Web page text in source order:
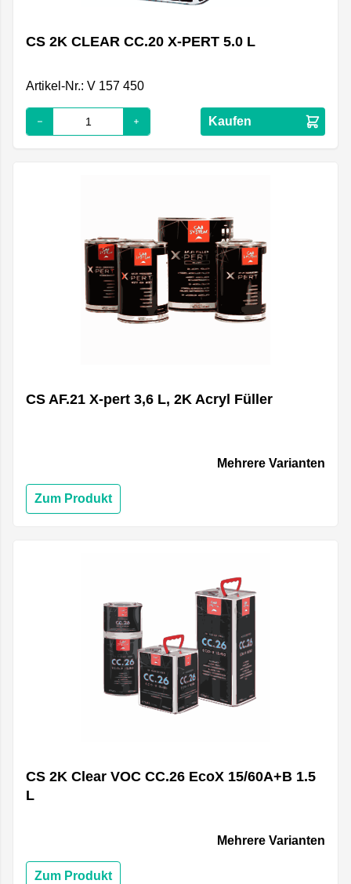
CS 2K CLEAR CC.20 X-PERT 5.0 L
Artikel-Nr.: V 157 450
Kaufen
CS AF.21 X-pert 3,6 L, 2K Acryl Füller
Mehrere Varianten
Zum Produkt
CS 2K Clear VOC CC.26 EcoX 15/60A+B 1.5
L
Mehrere Varianten
Zum Produkt